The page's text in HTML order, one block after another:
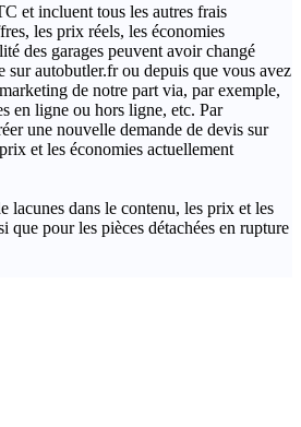
et incluent tous les autres frais
les prix réels, les économies
des garages peuvent avoir changé
sur autobutler.fr ou depuis que vous avez
de notre part via, par exemple,
en ligne ou hors ligne, etc. Par
une nouvelle demande de devis sur
et les économies actuellement
lacunes dans le contenu, les prix et les
que pour les pièces détachées en rupture